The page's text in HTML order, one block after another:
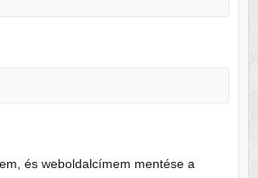
és weboldalcímem mentése a